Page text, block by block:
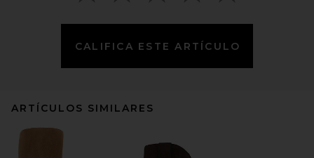
CALIFICA ESTE ARTÍCULO
ARTÍCULOS SIMILARES